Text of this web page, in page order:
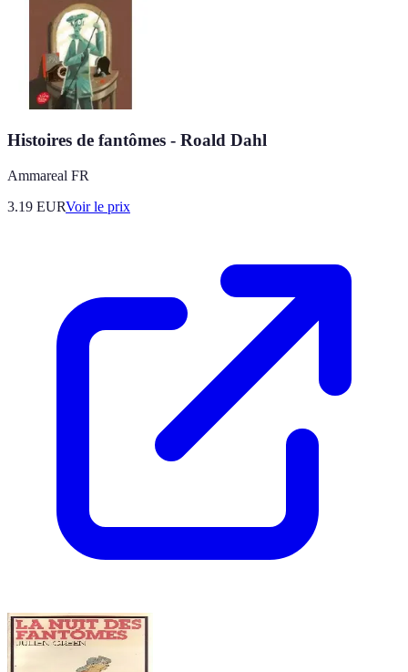
Histoires de fantômes - Roald Dahl
Ammareal FR
3.19 EURVoir le prix